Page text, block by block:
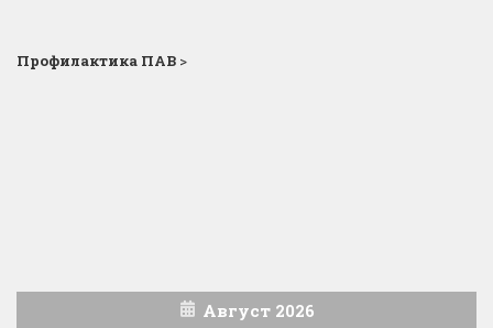
Профилактика ПАВ >
Август 2026